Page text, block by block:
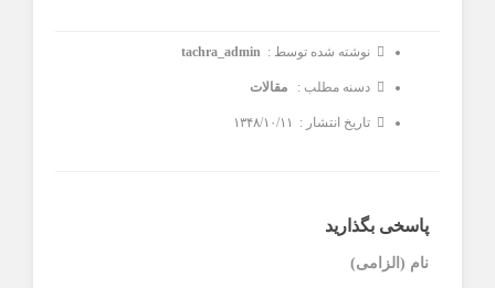
نوشته شده توسط : tachra_admin
دسنه مطلب : مقالات
تاریخ انتشار : ۱۳۴۸/۱۰/۱۱
پاسخی بگذارید
نام (الزامی)